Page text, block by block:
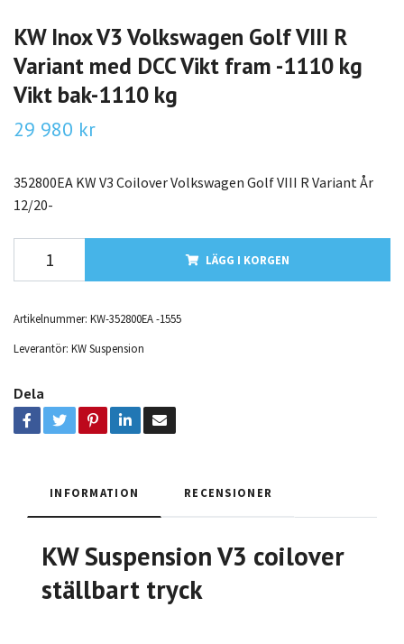
KW Inox V3 Volkswagen Golf VIII R
Variant med DCC Vikt fram -1110 kg
Vikt bak-1110 kg
29 980 kr
352800EA KW V3 Coilover Volkswagen Golf VIII R Variant År
12/20-
LÄGG I KORGEN
Artikelnummer: KW-352800EA -1555
Leverantör: KW Suspension
Dela
INFORMATION RECENSIONER
KW Suspension V3 coilover
ställbart tryck